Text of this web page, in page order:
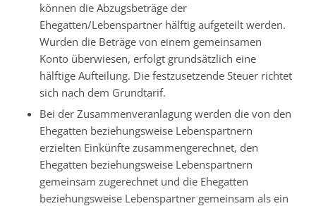
können die Abzugsbeträge der
Ehegatten/Lebenspartner hälftig aufgeteilt werden.
Wurden die Beträge von einem gemeinsamen
Konto überwiesen, erfolgt grundsätzlich eine
hälftige Aufteilung. Die festzusetzende Steuer richtet
sich nach dem Grundtarif.
Bei der Zusammenveranlagung werden die von den
Ehegatten beziehungsweise Lebenspartnern
erzielten Einkünfte zusammengerechnet, den
Ehegatten beziehungsweise Lebenspartnern
gemeinsam zugerechnet und die Ehegatten
beziehungsweise Lebenspartner gemeinsam als ein